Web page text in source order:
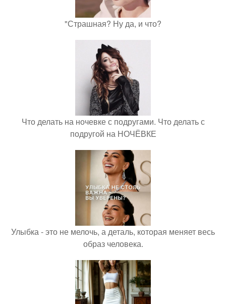
"Страшная? Ну да, и что?
Что делать на ночевке с подругами. Что делать с
подругой на НОЧЁВКЕ
Улыбка - это не мелочь, а деталь, которая меняет весь
образ человека.